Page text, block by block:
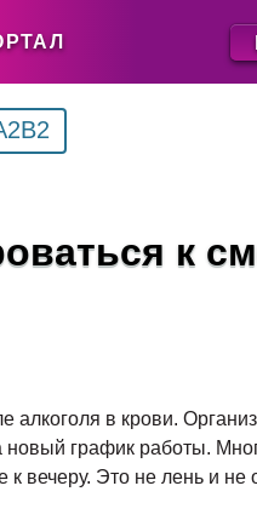
к
алкоголя в крови.
новый график работы.
к вечеру. Это не лень и